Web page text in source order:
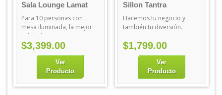
Sala Lounge Lamat
Para 10 personas con
mesa iluminada, la mejor
calidad.
$3,399.00
Ver
Producto
Sillon Tantra
Kamasutra
Hacemos tu negocio y
también tu diversión.
$1,799.00
Ver
Producto